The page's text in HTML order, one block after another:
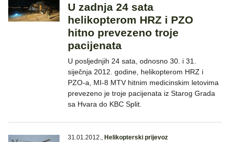
U zadnja 24 sata
helikopterom HRZ i PZO
hitno prevezeno troje
pacijenata
U posljednjih 24 sata, odnosno 30. i 31.
siječnja 2012. godine, helikopterom HRZ i
PZO-a, MI-8 MTV hitnim medicinskim letovima
prevezeno je troje pacijenata iz Starog Grada
sa Hvara do KBC Split.
31.01.2012., Helikopterski prijevoz